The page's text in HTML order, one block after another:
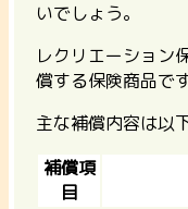
いでしょう。
レクリエーション
償する保険商品です
主な補償内容は以
補償項
目